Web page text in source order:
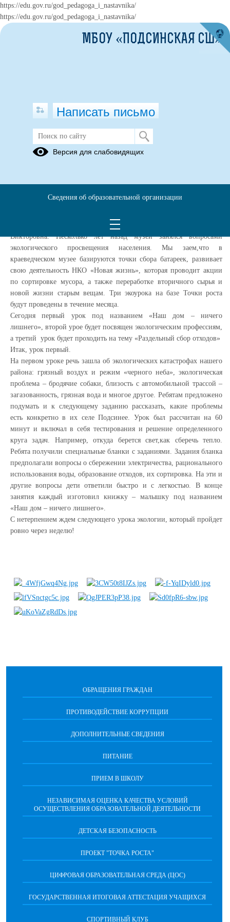
https://edu.gov.ru/god_pedagoga_i_nastavnika/
https://edu.gov.ru/god_pedagoga_i_nastavnika/
Экоуроки в Точке роста.
Хакасского национального музея им Л.Р.Кызласова Алексеем
Встречу организовала педагог – организатор школы Зорина Елена
Викторовна. Несколько лет назад музей занялся вопросами
экологического просвещения населения. Мы заем,что в
краеведческом музее базируются точки сбора батареек, развивает
свою деятельность НКО «Новая жизнь», которая проводит акции
по сортировке мусора, а также переработке вторичного сырья и
новой жизни старым вещам. Три экоурока на базе Точки роста
будут проведены в течение месяца.
Сегодня первый урок под названием «Наш дом – ничего
лишнего», второй урое будет посвящен экологическим профессиям,
а третий урок будет проходить на тему «Раздельный сбор отходов»
Итак, урок первый.
На первом уроке речь зашла об экологических катастрофах нашего
района: грязный воздух и режим «черного неба», экологическая
проблема – бродячие собаки, близость с автомобильной трассой –
загазованность, грязная вода и многое другое. Ребятам предложено
подумать и к следующему заданию рассказать, какие проблемы
есть конкретно в их селе Подсинее. Урок был рассчитан на 60
минут и включал в себя тестирования и решение определенного
круга задач. Например, откуда берется свет,как сберечь тепло.
Ребята получили специальные бланки с заданиями. Задания бланка
предполагали вопросы о сбережении электричества, рационального
использования воды, образование отходов, их сортировка. На эти и
другие вопросы дети ответили быстро и с легкостью. В конце
занятия каждый изготовил книжку – малышку под названием
«Наш дом – ничего лишнего».
С нетерпением ждем следующего урока экологии, который пройдет
ровно через неделю!
ОБРАЩЕНИЯ ГРАЖДАН
ПРОТИВОДЕЙСТВИЕ КОРРУПЦИИ
ДОПОЛНИТЕЛЬНЫЕ СВЕДЕНИЯ
ПИТАНИЕ
ПРИЕМ В ШКОЛУ
НЕЗАВИСИМАЯ ОЦЕНКА КАЧЕСТВА УСЛОВИЙ
ОСУЩЕСТВЛЕНИЯ ОБРАЗОВАТЕЛЬНОЙ ДЕЯТЕЛЬНОСТИ
ДЕТСКАЯ БЕЗОПАСНОСТЬ
ПРОЕКТ "ТОЧКА РОСТА"
ЦИФРОВАЯ ОБРАЗОВАТЕЛЬНАЯ СРЕДА (ЦОС)
ГОСУДАРСТВЕННАЯ ИТОГОВАЯ АТТЕСТАЦИЯ УЧАЩИХСЯ
СПОРТИВНЫЙ КЛУБ
МБОУ «ПОДСИНСКАЯ СШ»
Написать письмо
Версия для слабовидящих
Сведения об образовательной организации